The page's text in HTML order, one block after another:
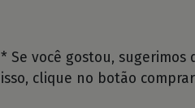
* Se você gostou, sugerimos
isso, clique no botão